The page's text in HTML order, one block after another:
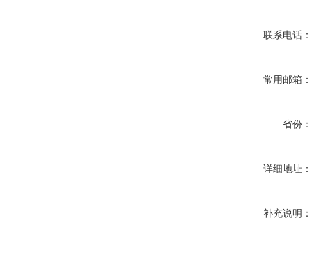
联系电话：
常用邮箱：
省份：
详细地址：
补充说明：